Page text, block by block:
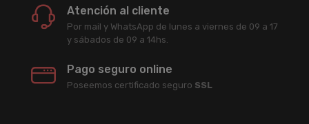
Atención al cliente
Por mail y WhatsApp de lunes a viernes de 09 a 17
y sábados de 09 a 14hs.
Pago seguro online
Poseemos certificado seguro SSL